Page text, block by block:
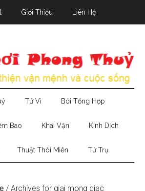
Giới Thiệu Liên Hệ
Tử Vi Bói Tổng Hợp
Bao Khai Vận Kinh Dịch
Thuật Thôi Miên Tứ Trụ
/ Archives for giai mong giac